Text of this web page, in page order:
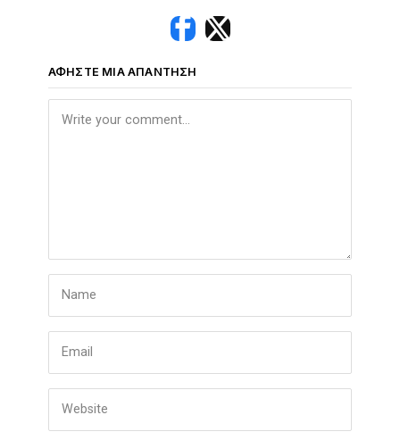
ΑΦΉΣΤΕ ΜΙΑ ΑΠΆΝΤΗΣΗ